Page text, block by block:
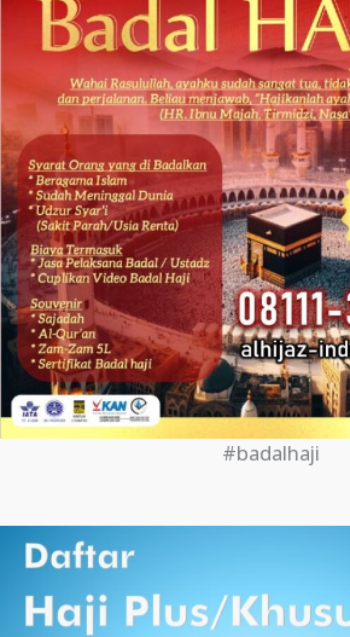
#badalhaji